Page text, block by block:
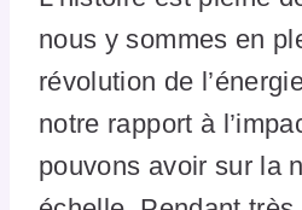
nous y sommes en
révolution de
notre rapport à
pouvons avoir sur la